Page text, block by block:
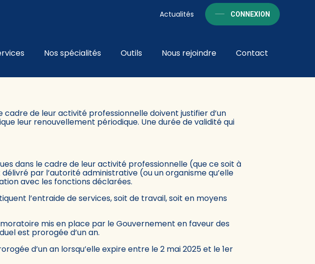
Actualités CONNEXION
Nos spécialités Outils Nous rejoindre Contact
DE LA DURÉE DE VALIDITÉ
de leur activité professionnelle doivent justifier d’un
leur renouvellement périodique. Une durée de validité qui
dans le cadre de leur activité professionnelle (que ce soit à
par l’autorité administrative (ou un organisme qu’elle
avec les fonctions déclarées.
l’entraide de services, soit de travail, soit en moyens
mis en place par le Gouvernement en faveur des
est prorogée d’un an.
d’un an lorsqu’elle expire entre le 2 mai 2025 et le 1er